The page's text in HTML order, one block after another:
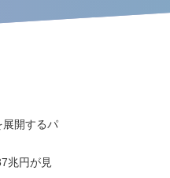
開するパ
兆円が見